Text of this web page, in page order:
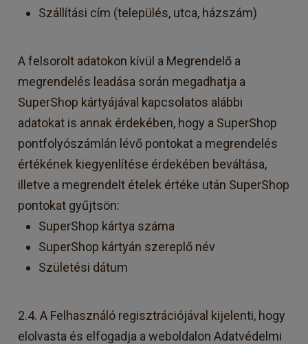
Szállítási cím (település, utca, házszám)
A felsorolt adatokon kívül a Megrendelő a
megrendelés leadása során megadhatja a
SuperShop kártyájával kapcsolatos alábbi
adatokat is annak érdekében, hogy a SuperShop
pontfolyószámlán lévő pontokat a megrendelés
értékének kiegyenlítése érdekében beváltása,
illetve a megrendelt ételek értéke után SuperShop
pontokat gyűjtsön:
SuperShop kártya száma
SuperShop kártyán szereplő név
Születési dátum
2.4. A Felhasználó regisztrációjával kijelenti, hogy
elolvasta és elfogadja a weboldalon Adatvédelmi